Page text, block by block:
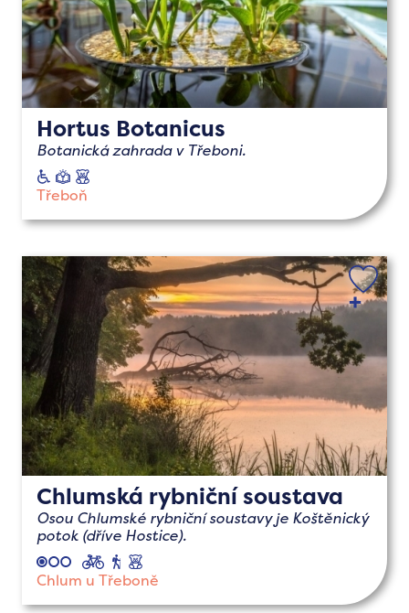
Hortus Botanicus
Botanická zahrada v Třeboni.
vozíčkáři
naučné
Třeboň
Chlumská rybniční soustava
Osou Chlumské rybniční soustavy je Koštěnický
potok (dříve Hostice).
cyklo
pěší
dětmi
Chlum u Třeboně